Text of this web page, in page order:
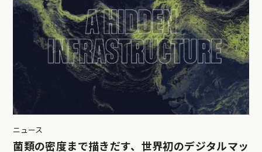
ニュース
菌類の密度まで描きだす、世界初のデジタルマッ